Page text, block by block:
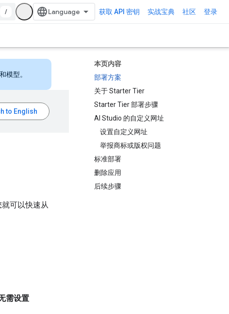
/ 获取 API 密钥 实战宝典 社区 登录
本页内容
部署方案
关于 Starter Tier
Starter Tier 部署步骤
AI Studio 的自定义网址
设置自定义网址
举报商标或版权问题
标准部署
删除应用
后续步骤
模型。
可以快速从
需设置